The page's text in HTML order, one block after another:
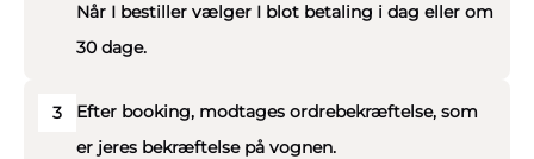
Når I bestiller vælger I blot betaling i dag eller om
30 dage.
3
Efter booking, modtages ordrebekræftelse, som
er jeres bekræftelse på vognen.